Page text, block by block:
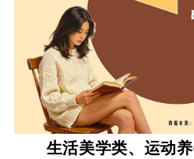
生活美学类、运动